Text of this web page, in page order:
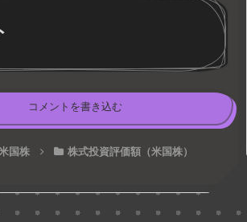
コメントを書き込む
国株 株式投資評価額（米国株）